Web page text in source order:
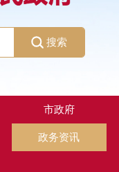
搜索
市政府
政务资讯